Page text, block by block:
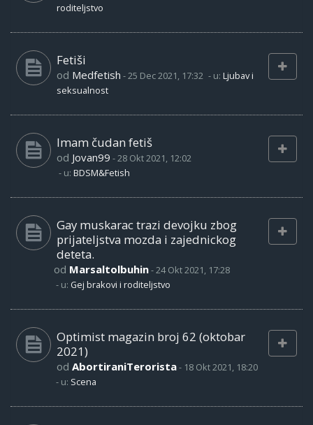
roditeljstvo
Fetiši
od Medfetish -25 Dec 2021, 17:32 - u: Ljubav i
seksualnost
Imam čudan fetiš
od Jovan99 -28 Okt 2021, 12:02
- u: BDSM&Fetish
Gay muskarac trazi devojku zbog
prijateljstva mozda i zajednickog
deteta.
od Marsaltolbuhin-24 Okt 2021, 17:28
- u: Gej brakovi i roditeljstvo
Optimist magazin broj 62 (oktobar
2021)
od AbortiraniTerorista- 18 Okt 2021, 18:20
- u: Scena